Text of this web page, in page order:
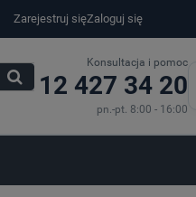
Zarejestruj sięZaloguj się
Konsultacja i pomoc
12 427 34 20
pn.-pt. 8:00 - 16:00